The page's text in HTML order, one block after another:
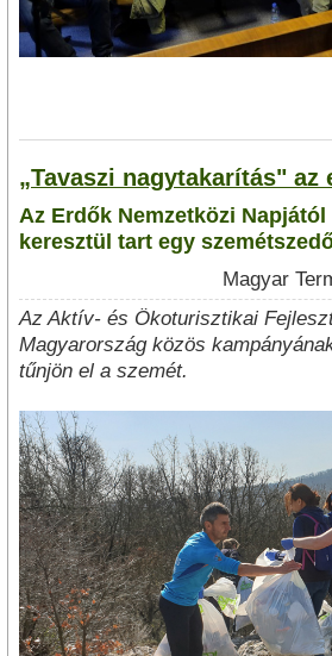
„Tavaszi nagytakarítás" az
Az Erdők Nemzetközi
keresztül tart egy
Magyar
Az Aktív- és Ökoturisztikai
Magyarország közös
tűnjön el a szemét.